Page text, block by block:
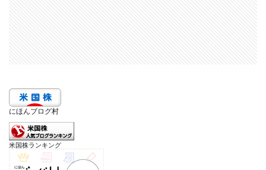
にほんブログ村
米国株ランキング